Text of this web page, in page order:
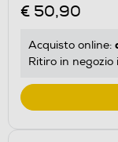
€ 50,90
Acquisto online:
Ritiro in